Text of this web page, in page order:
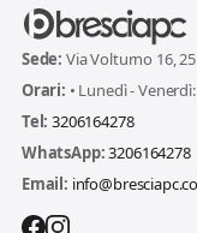
Sede: Via Volturno 16,
Orari: • Lunedì -
Tel: 3206164278
WhatsApp:3206164278
Email: